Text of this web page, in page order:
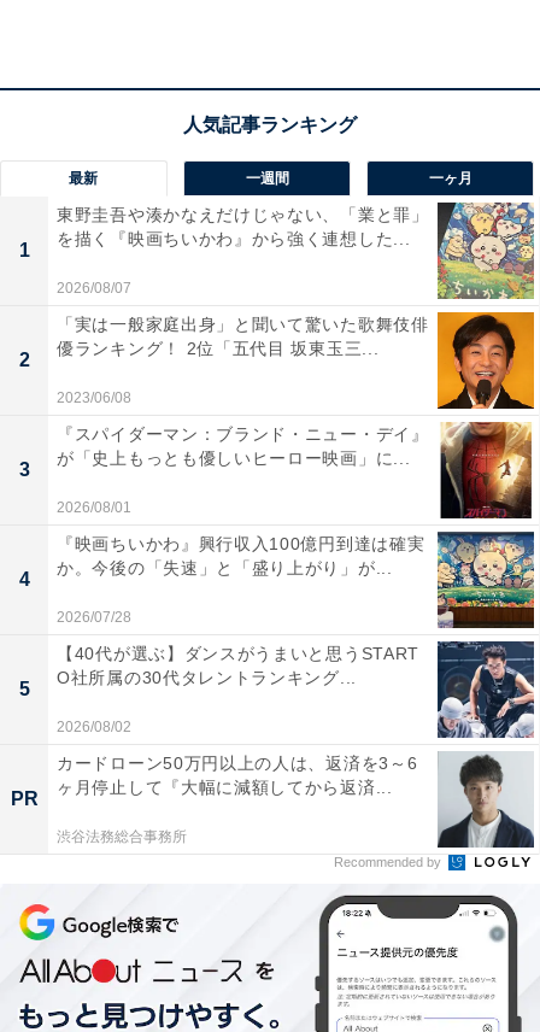
回答者からは、「ikuraさんの言葉に鳥肌がたった」
「YOASOBIの楽曲が好きだから」「コーラスにダンスに
と迫力があった」などの声が多く聞かれました。
第2位：LiSA（49人）
View this post on Instagram
最新 一週間 一ヶ月
1
東野圭吾や湊かなえだけじゃない、「業と罪」
を描く『映画ちいかわ』から強く連想した...
2026/08/07
2
「実は一般家庭出身」と聞いて驚いた歌舞伎俳
優ランキング！ 2位「五代目 坂東玉三...
2023/06/08
3
『スパイダーマン：ブランド・ニュー・デイ』
が「史上もっとも優しいヒーロー映画」に...
2026/08/01
4
『映画ちいかわ』興行収入100億円到達は確実
か。今後の「失速」と「盛り上がり」が...
2026/07/28
5
【40代が選ぶ】ダンスがうまいと思うSTART
O社所属の30代タレントランキング...
2026/08/02
PR
カードローン50万円以上の人は、返済を3～6
ヶ月停止して『大幅に減額してから返済...
渋谷法務総合事務所
Recommended by